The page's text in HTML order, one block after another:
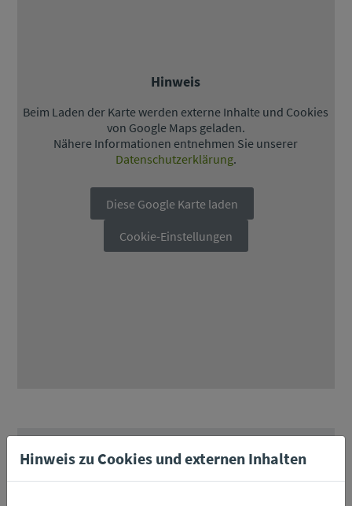
Hinweis
Beim Laden der Karte werden externe Inhalte und Cookies
von Google Maps geladen.
Nähere Informationen entnehmen Sie unserer
Datenschutzerklärung.
Diese Google Karte laden
Cookie-Einstellungen
Hinweis zu Cookies und externen Inhalten